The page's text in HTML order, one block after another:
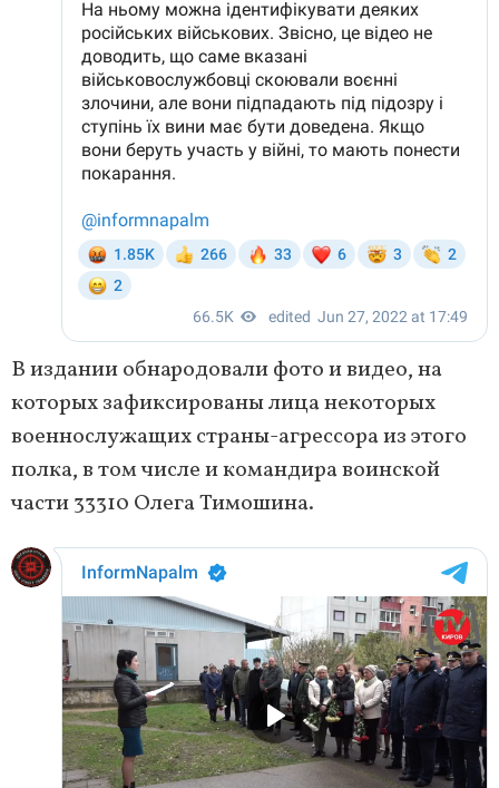
В издании обнародовали фото и видео, на
которых зафиксированы лица некоторых
военнослужащих страны-агрессора из этого
полка, в том числе и командира воинской
части 33310 Олега Тимошина.